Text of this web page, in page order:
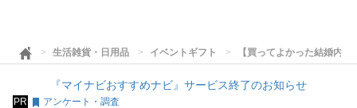
生活雑貨・日用品 イベントギフト 【買ってよかった結婚内
『マイナビおすすめナビ』サービス終了のお知らせ
PR アンケート・調査